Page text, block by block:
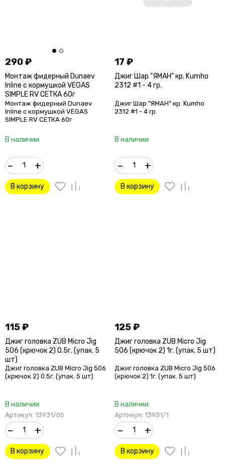
290₽
Монтаж фидерный Dunaev
Inline c кормушкой VEGAS
SIMPLE RV СЕТКА 60г
Монтаж фидерный Dunaev
Inline c кормушкой VEGAS
SIMPLE RV СЕТКА 60г
В наличии
– +
В корзину
17₽
Джиг Шар "ЯМАН" кр. Kumho
2312 #1 - 4 гр.
Джиг Шар "ЯМАН" кр. Kumho
2312 #1 - 4 гр.
В наличии
– +
В корзину
115₽
Джиг головка ZUB Micro Jig
506 (крючок 2) 0.5г. (упак. 5
шт)
Джиг головка ZUB Micro Jig 506
(крючок 2) 0.5г. (упак. 5 шт)
В наличии
Артикул: 13931/05
– +
В корзину
125₽
Джиг головка ZUB Micro Jig
506 (крючок 2) 1г. (упак. 5 шт)
Джиг головка ZUB Micro Jig 506
(крючок 2) 1г. (упак. 5 шт)
В наличии
Артикул: 13931/1
– +
В корзину